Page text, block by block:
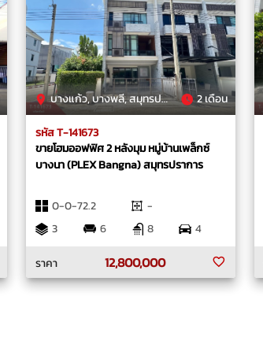
บางแก้ว, บางพลี, สมุทรปราการ 2 เดือน
รหัส T-141673
ขายโฮมออฟฟิศ 2 หลังมุม หมู่บ้านเพล็กซ์
บางนา (PLEX Bangna) สมุทรปราการ
0-0-72.2
-
3
6 8
4
ราคา
12,800,000